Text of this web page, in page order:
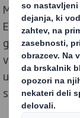
Maja 2019 smo
Ellen
gospodarstvo in
vodilnih
uresničujemo
strankami